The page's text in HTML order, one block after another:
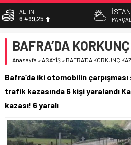
SAMSUNSPOR’DA HEDEF
‘BAFRA’YA YATIRIM YAPIN!’
YÖNETİCİ SEÇERKEN YAPILAN
ALTIN
6.499,25
13.798,82
DOLAR
54,9747
BAFRA’DA
Anasayfa »ASAYİŞ » BAFRA’DA KORKUNÇ
Bafra’da iki otomobilin
trafik kazasında 6 kişi yaralandı
kazası! 6 yaralı